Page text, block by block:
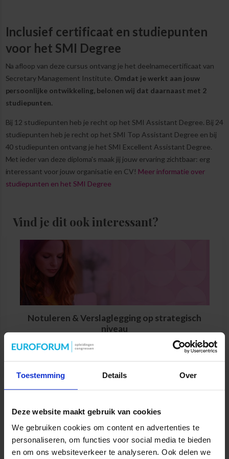
Toestemming Details Over
Deze website maakt gebruik van cookies
We gebruiken cookies om content en advertenties te
personaliseren, om functies voor social media te bieden
en om ons websiteverkeer te analyseren. Ook delen we
Inclusief certificaat en studiepunten
voor het SMI Degree
Na afloop van deze cursus ontvang je het deelnamecertificaat van
Secretary Management Institute. Omdat je werkt aan jouw
persoonlijke ontwikkeling, belonen wij dat daarnaast met 2
studiepunten.
Bij 12 studiepunten heb je recht op het SMI Assistant Degree. Bij 24
studiepunten heb je recht op het SMI Top Assistant Degree en bij
40 studiepunten ontvang je het SMI Excellent Assistant Degree.
Met ieder van deze diploma's maak jij jouw ervaring zichtbaar: erg
interessant voor jouw organisatie en CV! Meer informatie over
studiepunten en het SMI Degree
Vind je dit ook interessant?
Notuleren & Verslaglegging op strategisch
niveau